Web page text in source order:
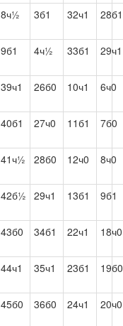
8ч½ 3б1 32ч1 28б1
9б1 4ч½ 33б1 29ч1
39ч1 26б0 10ч1 6ч0
40б1 27ч0 11б1 7б0
41ч½ 28б0 12ч0 8ч0
42б½ 29ч1 13б1 9б1
43б0 34б1 22ч1 18ч0
44ч1 35ч1 23б1 19б0
45б0 36б0 24ч1 20ч0